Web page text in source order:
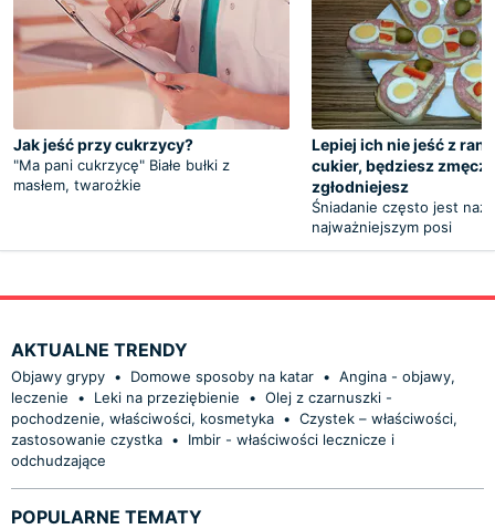
Jak jeść przy cukrzycy?
"Ma pani cukrzycę" Białe bułki z
masłem, twarożkie
Lepiej ich nie jeść z
cukier, będziesz
zgłodniejesz
Śniadanie często jest
najważniejszym posi
AKTUALNE TRENDY
Objawy grypy • Domowe sposoby na katar • Angina - objawy,
leczenie
• Leki na przeziębienie • Olej z czarnuszki -
pochodzenie, właściwości, kosmetyka • Czystek – właściwości,
zastosowanie czystka •
Imbir - właściwości lecznicze i
odchudzające
POPULARNE TEMATY